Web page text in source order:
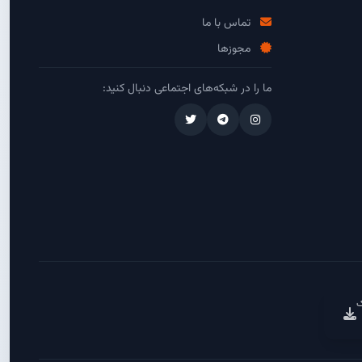
تماس با ما
مجوزها
ما را در شبکه‌های اجتماعی دنبال کنید: